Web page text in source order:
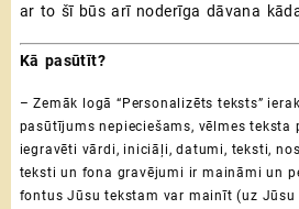
ar to šī būs arī noderīga dāvana
Kā pasūtīt?
– Zemāk logā “Personalizēts teksts”
pasūtījums nepieciešams, vēlmes
iegravēti vārdi, iniciāļi, datumi, teksti,
teksti un fona gravējumi ir maināmi un
fontus Jūsu tekstam var mainīt (uz Jūsu